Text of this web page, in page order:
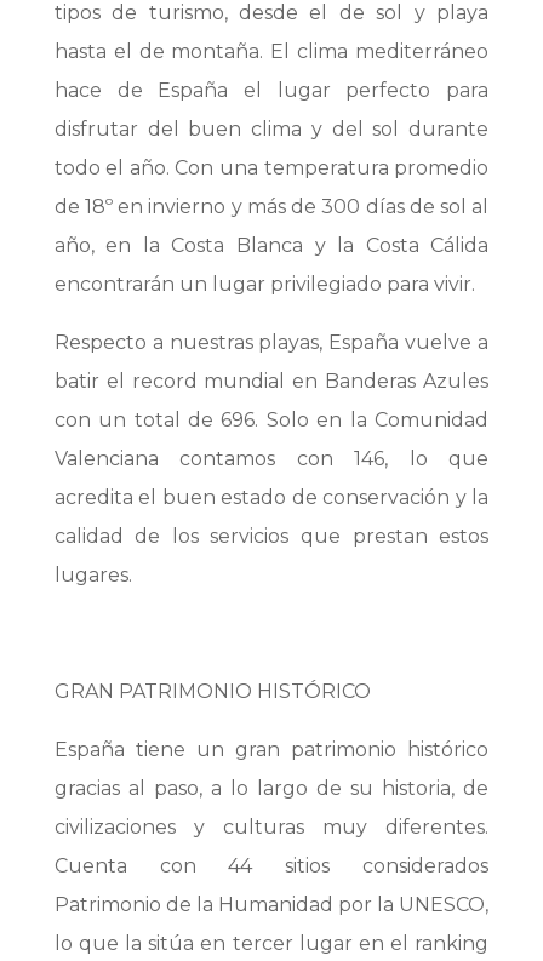
tipos de turismo, desde el de sol y playa
hasta el de montaña. El clima mediterráneo
hace de España el lugar perfecto para
disfrutar del buen clima y del sol durante
todo el año. Con una temperatura promedio
de 18º en invierno y más de 300 días de sol al
año, en la Costa Blanca y la Costa Cálida
encontrarán un lugar privilegiado para vivir.
Respecto a nuestras playas, España vuelve a
batir el record mundial en Banderas Azules
con un total de 696. Solo en la Comunidad
Valenciana contamos con 146, lo que
acredita el buen estado de conservación y la
calidad de los servicios que prestan estos
lugares.
GRAN PATRIMONIO HISTÓRICO
España tiene un gran patrimonio histórico
gracias al paso, a lo largo de su historia, de
civilizaciones y culturas muy diferentes.
Cuenta con 44 sitios considerados
Patrimonio de la Humanidad por la UNESCO,
lo que la sitúa en tercer lugar en el ranking